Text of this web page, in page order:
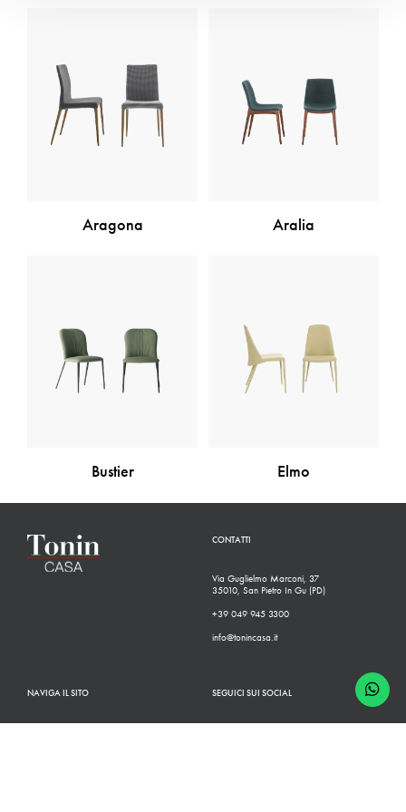
Aragona Aralia
Bustier Elmo
CONTATTI
Via Guglielmo Marconi, 37
35010, San Pietro In Gu (PD)
+39 049 945 3300
info@tonincasa.it
NAVIGA IL SITO SEGUICI SUI SOCIAL